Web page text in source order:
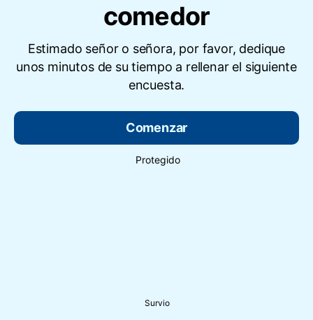
comedor
Estimado señor o señora, por favor, dedique
unos minutos de su tiempo a rellenar el siguiente
encuesta.
Comenzar
Protegido
Survio